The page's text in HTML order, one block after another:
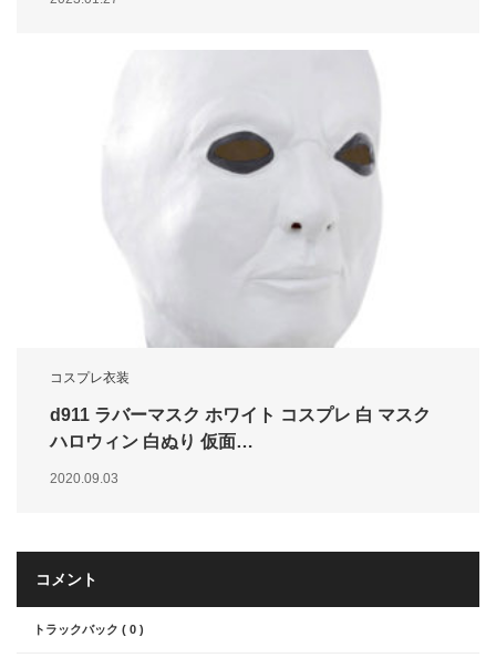
コスプレ衣装
d911 ラバーマスク ホワイト コスプレ 白 マスク
ハロウィン 白ぬり 仮面…
2020.09.03
コメント
トラックバック ( 0 )